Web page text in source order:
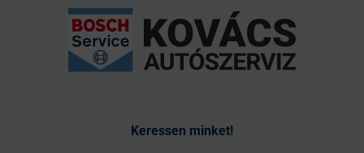
Keressen minket!